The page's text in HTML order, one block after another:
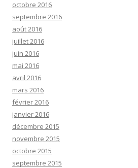
octobre 2016
septembre 2016
août 2016
juillet 2016
juin 2016
mai 2016
avril 2016
mars 2016
février 2016
janvier 2016
décembre 2015
novembre 2015
octobre 2015
septembre 2015